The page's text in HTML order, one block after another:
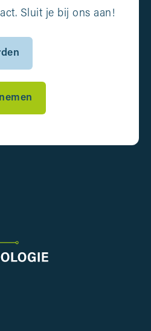
Sluit je bij ons aan!